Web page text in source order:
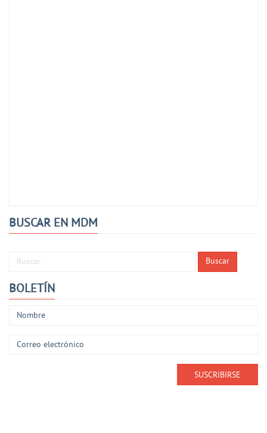
BUSCAR EN MDM
Buscar... Buscar
BOLETÍN